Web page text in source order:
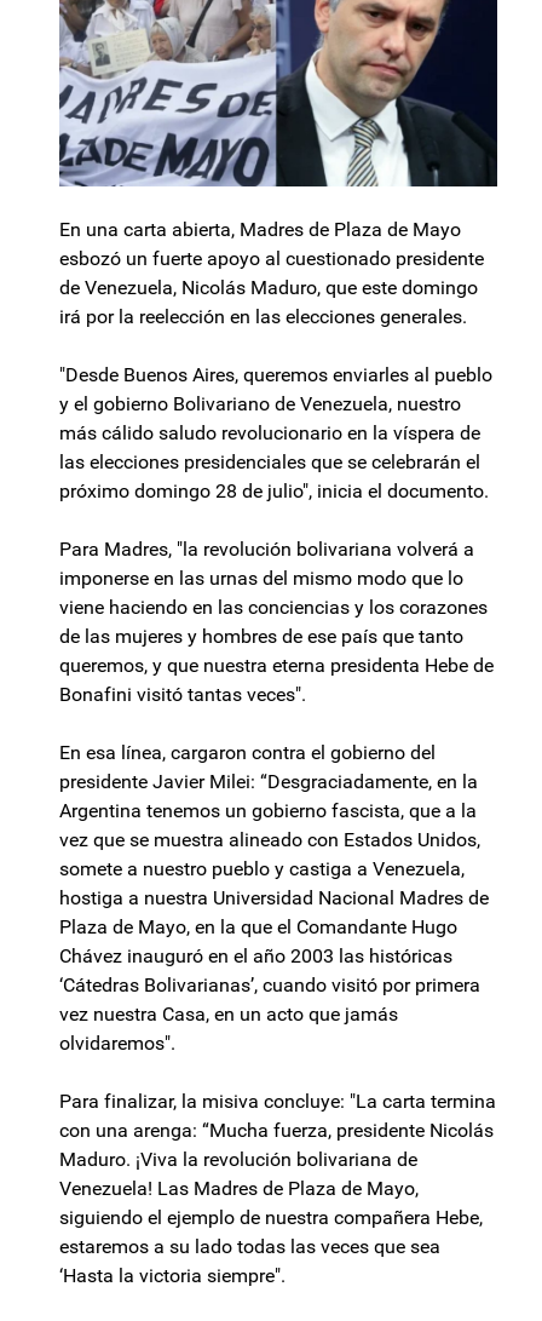
En una carta abierta, Madres de Plaza de Mayo
esbozó un fuerte apoyo al cuestionado presidente
de Venezuela, Nicolás Maduro, que este domingo
irá por la reelección en las elecciones generales.
"Desde Buenos Aires, queremos enviarles al pueblo
y el gobierno Bolivariano de Venezuela, nuestro
más cálido saludo revolucionario en la víspera de
las elecciones presidenciales que se celebrarán el
próximo domingo 28 de julio", inicia el documento.
Para Madres, "la revolución bolivariana volverá a
imponerse en las urnas del mismo modo que lo
viene haciendo en las conciencias y los corazones
de las mujeres y hombres de ese país que tanto
queremos, y que nuestra eterna presidenta Hebe de
Bonafini visitó tantas veces".
En esa línea, cargaron contra el gobierno del
presidente Javier Milei: “Desgraciadamente, en la
Argentina tenemos un gobierno fascista, que a la
vez que se muestra alineado con Estados Unidos,
somete a nuestro pueblo y castiga a Venezuela,
hostiga a nuestra Universidad Nacional Madres de
Plaza de Mayo, en la que el Comandante Hugo
Chávez inauguró en el año 2003 las históricas
‘Cátedras Bolivarianas’, cuando visitó por primera
vez nuestra Casa, en un acto que jamás
olvidaremos".
Para finalizar, la misiva concluye: "La carta termina
con una arenga: “Mucha fuerza, presidente Nicolás
Maduro. ¡Viva la revolución bolivariana de
Venezuela! Las Madres de Plaza de Mayo,
siguiendo el ejemplo de nuestra compañera Hebe,
estaremos a su lado todas las veces que sea
‘Hasta la victoria siempre".